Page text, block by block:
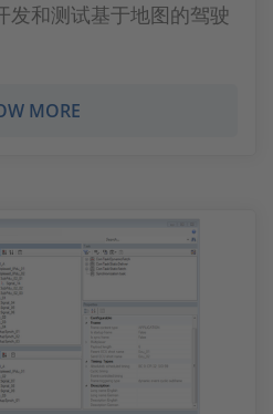
发和测试基于地图的驾驶
MORE